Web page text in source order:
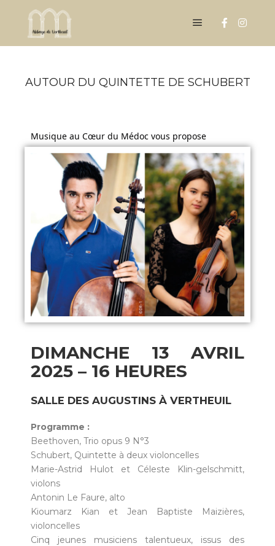
AUTOUR DU QUINTETTE DE SCHUBERT
Musique au Cœur du Médoc vous propose
DIMANCHE 13 AVRIL
2025 – 16 HEURES
SALLE DES AUGUSTINS À VERTHEUIL
Programme :
Beethoven, Trio opus 9 N°3
Schubert, Quintette à deux violoncelles
Marie-Astrid Hulot et Céleste Klin-gelschmitt,
violons
Antonin Le Faure, alto
Kioumarz Kian et Jean Baptiste Maizières,
violoncelles
Cinq jeunes musiciens talentueux, issus des